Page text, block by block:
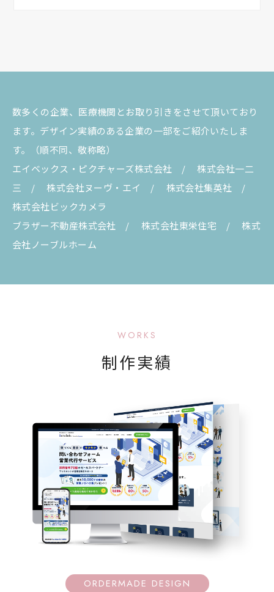
数多くの企業、医療機関とお取り引きをさせて頂いており
ます。デザイン実績のある企業の一部をご紹介いたしま
す。（順不同、敬称略）
エイベックス・ピクチャーズ株式会社 / 株式会社一二
三 / 株式会社ヌーヴ・エイ / 株式会社集英社 /
株式会社ビックカメラ
ブラザー不動産株式会社 / 株式会社東栄住宅 / 株式
会社ノーブルホーム
制作実績
WORKS
ORDERMADE DESIGN